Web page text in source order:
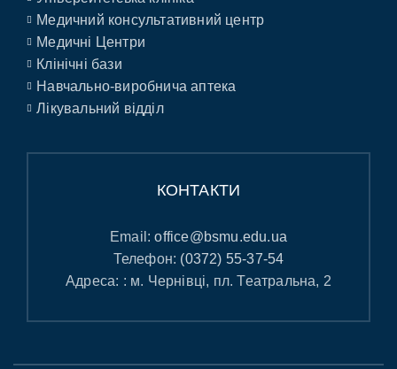
Медичний консультативний центр
Медичні Центри
Клінічні бази
Навчально-виробнича аптека
Лікувальний відділ
КОНТАКТИ
Email:office@bsmu.edu.ua
Телефон: (0372) 55-37-54
Адреса: : м. Чернівці, пл. Театральна, 2